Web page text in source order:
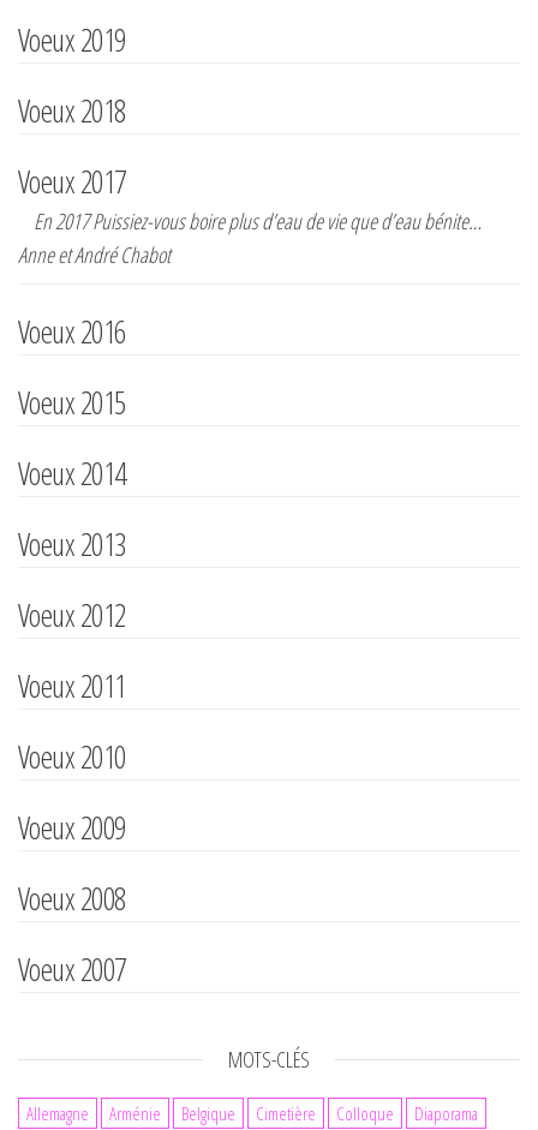
Voeux 2019
Voeux 2018
Voeux 2017
En 2017 Puissiez-vous boire plus d’eau de vie que d’eau bénite…
Anne et André Chabot
Voeux 2016
Voeux 2015
Voeux 2014
Voeux 2013
Voeux 2012
Voeux 2011
Voeux 2010
Voeux 2009
Voeux 2008
Voeux 2007
MOTS-CLÉS
Allemagne Arménie Belgique Cimetière Colloque
Diaporama